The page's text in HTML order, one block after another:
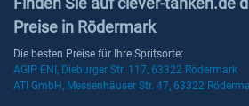
Preise in Rödermark
Die besten Preise für Ihre Spritsorte:
AGIP ENI, Dieburger Str. 117, 63322 Rödermark
ATI GmbH, Messenhäuser Str. 47, 63322